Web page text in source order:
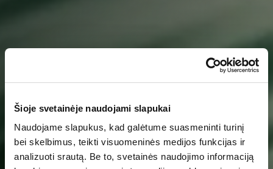
Šioje svetainėje naudojami slapukai
Naudojame slapukus, kad galėtume suasmeninti turinį
bei skelbimus, teikti visuomeninės medijos funkcijas ir
analizuoti srautą. Be to, svetainės naudojimo informaciją
Turi klausimų ar nori
daugiau?
Gyvenimui miesto ritmu. Naujas projektas
besikeičiančiame rajone. Gyvenimui? Verslui?